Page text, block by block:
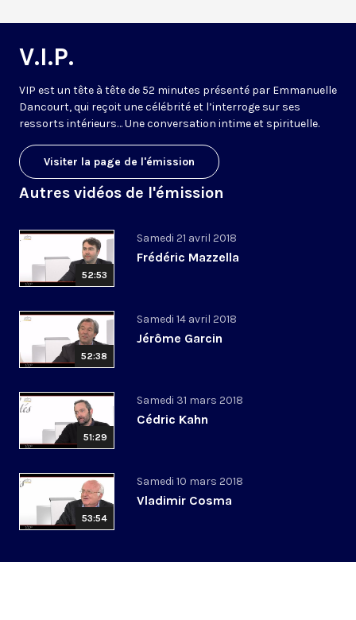
V.I.P.
VIP est un tête à tête de 52 minutes présenté par Emmanuelle
Dancourt, qui reçoit une célébrité et l’interroge sur ses
ressorts intérieurs… Une conversation intime et spirituelle.
Visiter la page de l'émission
Autres vidéos de l'émission
52:53
Samedi 21 avril 2018
Frédéric Mazzella
52:38
Samedi 14 avril 2018
Jérôme Garcin
51:29
Samedi 31 mars 2018
Cédric Kahn
53:54
Samedi 10 mars 2018
Vladimir Cosma